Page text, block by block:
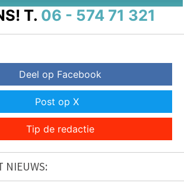
T. 06 - 574 71 321
Deel op Facebook
Post op X
Tip de redactie
NIEUWS: